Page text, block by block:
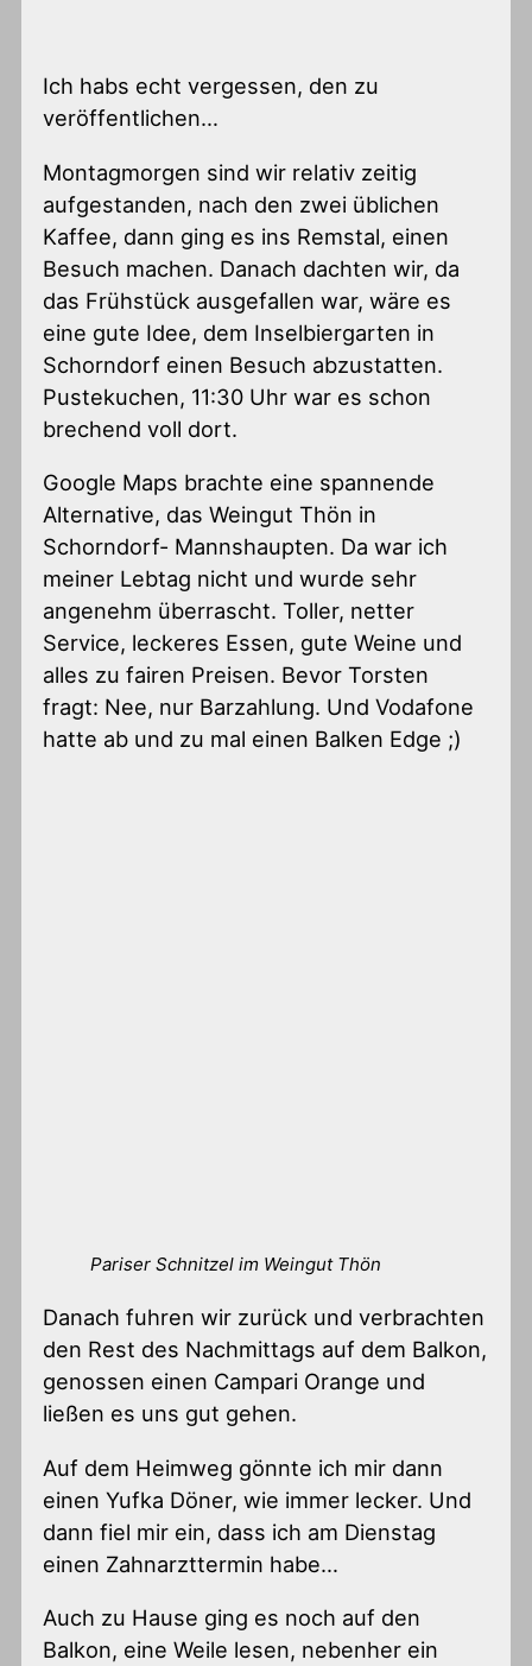
Ich habs echt vergessen, den zu
veröffentlichen…
Montagmorgen sind wir relativ zeitig
aufgestanden, nach den zwei üblichen
Kaffee, dann ging es ins Remstal, einen
Besuch machen. Danach dachten wir, da
das Frühstück ausgefallen war, wäre es
eine gute Idee, dem Inselbiergarten in
Schorndorf einen Besuch abzustatten.
Pustekuchen, 11:30 Uhr war es schon
brechend voll dort.
Google Maps brachte eine spannende
Alternative, das Weingut Thön in
Schorndorf- Mannshaupten. Da war ich
meiner Lebtag nicht und wurde sehr
angenehm überrascht. Toller, netter
Service, leckeres Essen, gute Weine und
alles zu fairen Preisen. Bevor Torsten
fragt: Nee, nur Barzahlung. Und Vodafone
hatte ab und zu mal einen Balken Edge ;)
Pariser Schnitzel im Weingut Thön
Danach fuhren wir zurück und verbrachten
den Rest des Nachmittags auf dem Balkon,
genossen einen Campari Orange und
ließen es uns gut gehen.
Auf dem Heimweg gönnte ich mir dann
einen Yufka Döner, wie immer lecker. Und
dann fiel mir ein, dass ich am Dienstag
einen Zahnarzttermin habe…
Auch zu Hause ging es noch auf den
Balkon, eine Weile lesen, nebenher ein